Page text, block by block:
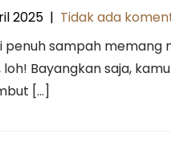
2025 | Tidak ada
penuh sampah memang
loh! Bayangkan saja,
[…]